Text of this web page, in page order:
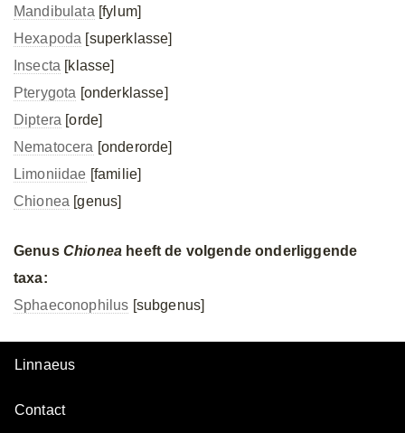
Mandibulata [fylum]
Hexapoda [superklasse]
Insecta [klasse]
Pterygota [onderklasse]
Diptera [orde]
Nematocera [onderorde]
Limoniidae [familie]
Chionea [genus]
Genus Chionea heeft de volgende onderliggende
taxa:
Sphaeconophilus [subgenus]
Linnaeus
Contact